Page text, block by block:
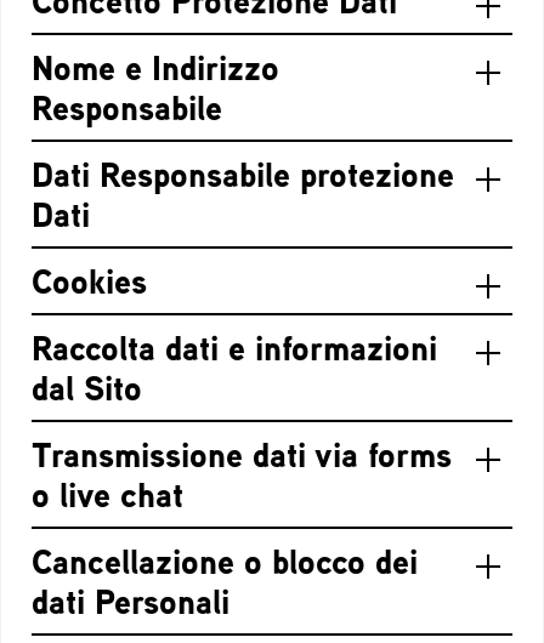
Nome e Indirizzo
Responsabile
Dati Responsabile protezione
Dati
Cookies
Raccolta dati e informazioni
dal Sito
Transmissione dati via forms
o live chat
Cancellazione o blocco dei
dati Personali